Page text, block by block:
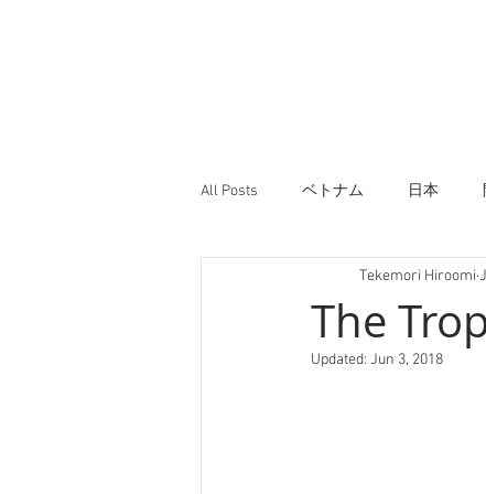
All Posts ベトナム 日本
The
Tekemori Hiroomi
Updated: Jun 3, 2018